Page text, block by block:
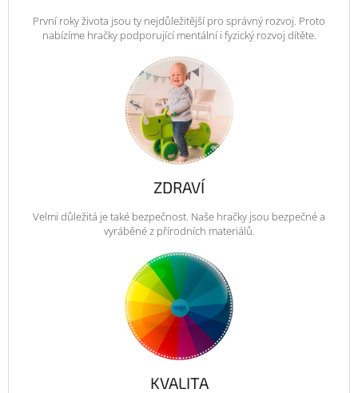
První roky života jsou ty nejdůležitější pro správný rozvoj. Proto
nabízíme hračky podporující mentální i fyzický rozvoj dítěte.
ZDRAVÍ
Velmi důležitá je také bezpečnost. Naše hračky jsou bezpečné a
vyráběné z přírodních materiálů.
KVALITA